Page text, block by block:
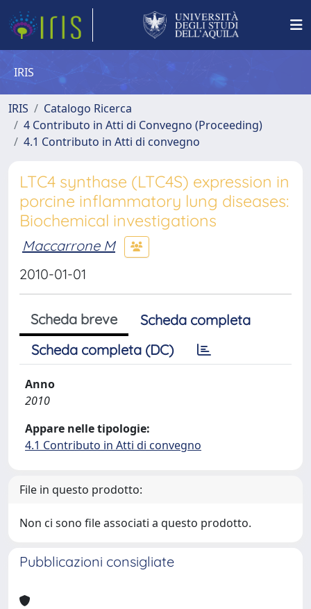
IRIS
IRIS
Catalogo Ricerca
4 Contributo in Atti di Convegno (Proceeding)
4.1 Contributo in Atti di convegno
LTC4 synthase (LTC4S) expression in
porcine inflammatory lung diseases:
Biochemical investigations
Maccarrone M
2010-01-01
Scheda breve
Scheda completa
Scheda completa (DC)
Anno
2010
Appare nelle tipologie:
4.1 Contributo in Atti di convegno
File in questo prodotto:
Non ci sono file associati a questo prodotto.
Pubblicazioni consigliate